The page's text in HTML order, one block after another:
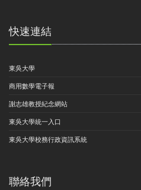
快速連結
東吳大學
商用數學電子報
謝志雄教授紀念網站
東吳大學統一入口
東吳大學校務行政資訊系統
聯絡我們